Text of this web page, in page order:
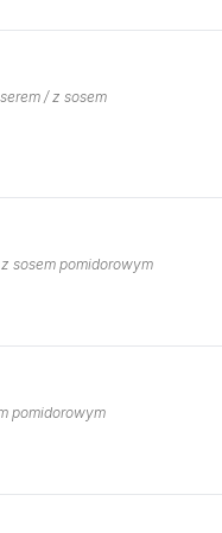
/ z sosem
sosem pomidorowym
pomidorowym